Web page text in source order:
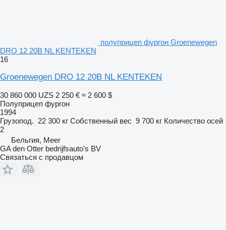
полуприцеп фургон Groenewegen
DRO 12 20B NL KENTEKEN
16
Groenewegen DRO 12 20B NL KENTEKEN
30 860 000 UZS 2 250 € ≈ 2 600 $
Полуприцеп фургон
1994
Грузопод. 22 300 кг Собственный вес 9 700 кг Количество осей
2
Бельгия, Meer
GA den Otter bedrijfsauto’s BV
Связаться с продавцом